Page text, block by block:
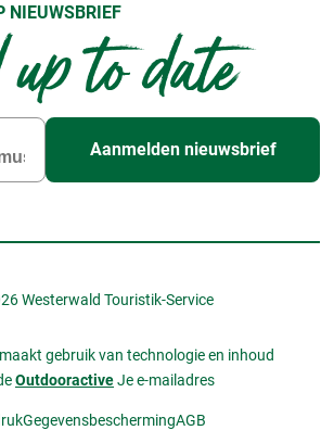
NIEUWSBRIEF
to date
Aanmelden nieuwsbrief
Westerwald Touristik-Service
gebruik van technologie en inhoud
OutdooractiveJe e-mailadres
GegevensbeschermingAGB